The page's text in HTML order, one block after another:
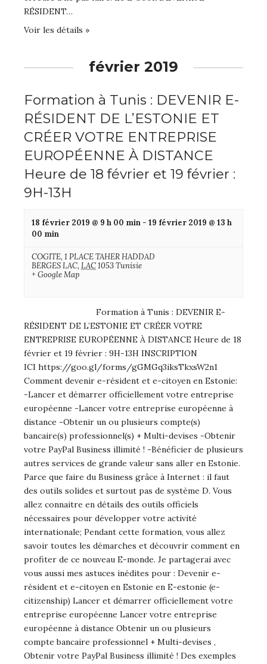
RÉSIDENT…
Voir les détails »
février 2019
Formation à Tunis : DEVENIR E-
RÉSIDENT DE L’ESTONIE ET
CRÉER VOTRE ENTREPRISE
EUROPÉENNE À DISTANCE
Heure de 18 février et 19 février :
9H-13H
18 février 2019 @ 9 h 00 min - 19 février 2019 @ 13 h
00 min
COGITE, 1 PLACE TAHER HADDAD
BERGES LAC, LAC1053Tunisie
+ Google Map
Formation à Tunis : DEVENIR E-
RÉSIDENT DE L’ESTONIE ET CRÉER VOTRE
ENTREPRISE EUROPÉENNE À DISTANCE Heure de 18
février et 19 février : 9H-13H INSCRIPTION
ICI https://goo.gl/forms/gGMGq3iksTkxsW2n1
Comment devenir e-résident et e-citoyen en Estonie:
-Lancer et démarrer officiellement votre entreprise
européenne -Lancer votre entreprise européenne à
distance -Obtenir un ou plusieurs compte(s)
bancaire(s) professionnel(s) + Multi-devises -Obtenir
votre PayPal Business illimité ! -Bénéficier de plusieurs
autres services de grande valeur sans aller en Estonie.
Parce que faire du Business grâce à Internet : il faut
des outils solides et surtout pas de système D. Vous
allez connaitre en détails des outils officiels
nécessaires pour développer votre activité
internationale; Pendant cette formation, vous allez
savoir toutes les démarches et découvrir comment en
profiter de ce nouveau E-monde. Je partagerai avec
vous aussi mes astuces inédites pour : Devenir e-
résident et e-citoyen en Estonie en E-estonie (e-
citizenship) Lancer et démarrer officiellement votre
entreprise européenne Lancer votre entreprise
européenne à distance Obtenir un ou plusieurs
compte bancaire professionnel + Multi-devises ,
Obtenir votre PayPal Business illimité ! Des exemples